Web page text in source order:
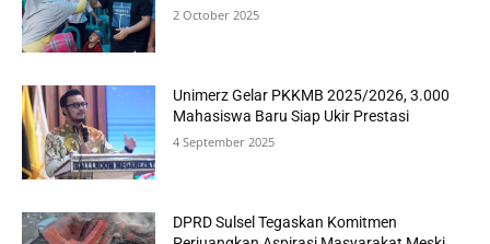
2 October 2025
Unimerz Gelar PKKMB 2025/2026, 3.000
Mahasiswa Baru Siap Ukir Prestasi
4 September 2025
DPRD Sulsel Tegaskan Komitmen